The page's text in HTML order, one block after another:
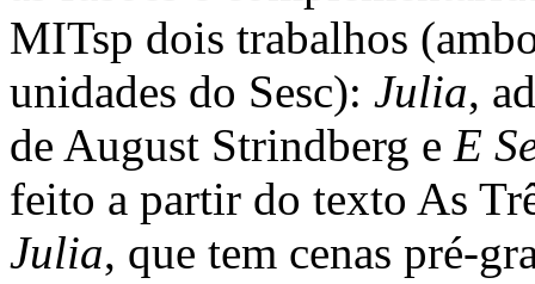
MITsp dois trabalhos
unidades do Sesc): Julia,
de August Strindberg e E
feito a partir do texto As
Julia, que tem cenas pré-